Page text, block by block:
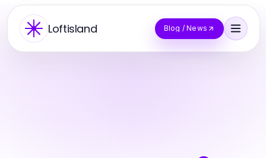
Loftisland Blog / News